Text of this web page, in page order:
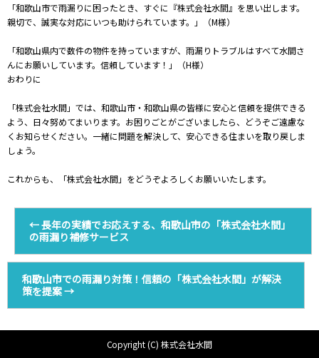
「和歌山市で雨漏りに困ったとき、すぐに『株式会社水間』を思い出します。
親切で、誠実な対応にいつも助けられています。」（M様）
「和歌山県内で数件の物件を持っていますが、雨漏りトラブルはすべて水間さ
んにお願いしています。信頼しています！」（H様）
おわりに
「株式会社水間」では、和歌山市・和歌山県の皆様に安心と信頼を提供できる
よう、日々努めてまいります。お困りごとがございましたら、どうぞご遠慮な
くお知らせください。一緒に問題を解決して、安心できる住まいを取り戻しま
しょう。
これからも、「株式会社水間」をどうぞよろしくお願いいたします。
←長年の実績でお応えする、和歌山市の「株式会社水間」
の雨漏り補修サービス
和歌山市での雨漏り対策！信頼の「株式会社水間」が解決
策を提案→
Copyright (C) 株式会社水間